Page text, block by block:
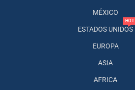
MÉXICO
ESTADOS UNIDOS
HOT
EUROPA
ASIA
AFRICA